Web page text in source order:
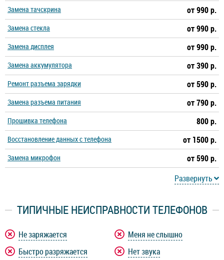
Замена тачскрина от 990 р.
Замена стекла от 990 р.
Замена дисплея от 990 р.
Замена аккумулятора от 390 р.
Ремонт разъема зарядки от 590 р.
Замена разъема питания от 790 р.
Прошивка телефона 800 р.
Восстановление данных с телефона от 1500 р.
Замена микрофон
от 590 р.
Развернуть
ТИПИЧНЫЕ НЕИСПРАВНОСТИ ТЕЛЕФОНОВ
Не заряжается
Быстро разряжается
Меня не слышно
Нет звука